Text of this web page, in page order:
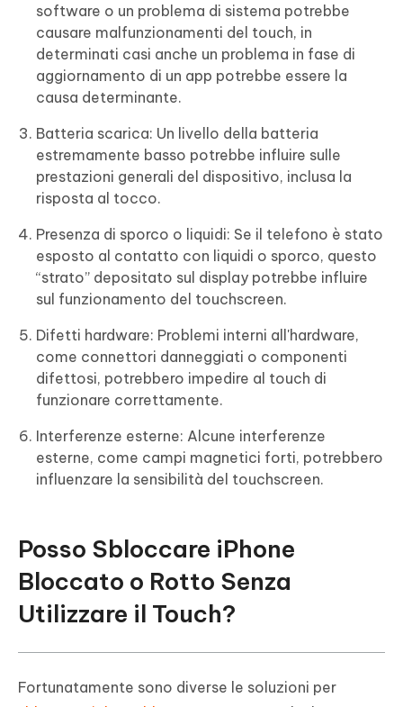
software o un problema di sistema potrebbe
causare malfunzionamenti del touch, in
determinati casi anche un problema in fase di
aggiornamento di un app potrebbe essere la
causa determinante.
Batteria scarica: Un livello della batteria
estremamente basso potrebbe influire sulle
prestazioni generali del dispositivo, inclusa la
risposta al tocco.
Presenza di sporco o liquidi: Se il telefono è stato
esposto al contatto con liquidi o sporco, questo
“strato” depositato sul display potrebbe influire
sul funzionamento del touchscreen.
Difetti hardware: Problemi interni all'hardware,
come connettori danneggiati o componenti
difettosi, potrebbero impedire al touch di
funzionare correttamente.
Interferenze esterne: Alcune interferenze
esterne, come campi magnetici forti, potrebbero
influenzare la sensibilità del touchscreen.
Posso Sbloccare iPhone
Bloccato o Rotto Senza
Utilizzare il Touch?
Fortunatamente sono diverse le soluzioni per